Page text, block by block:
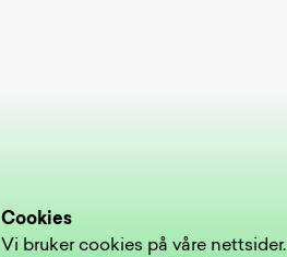
Cookies
Vi bruker cookies på våre nettsider.